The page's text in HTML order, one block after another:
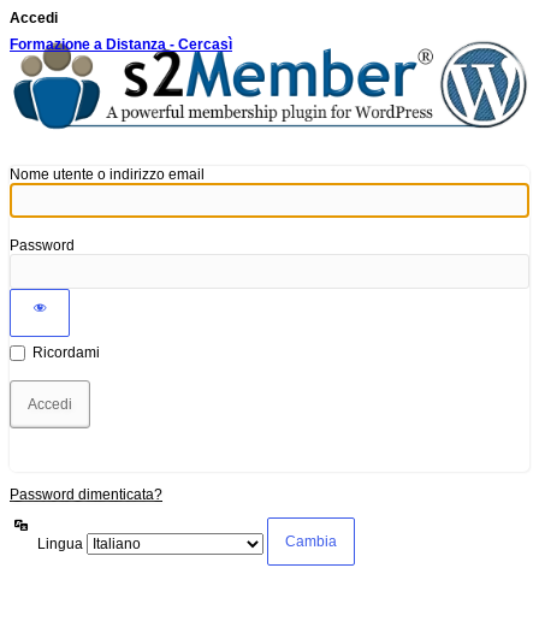
Accedi
Formazione a Distanza - Cercasì
Nome utente o indirizzo email
Password
Ricordami
Password dimenticata?
Lingua